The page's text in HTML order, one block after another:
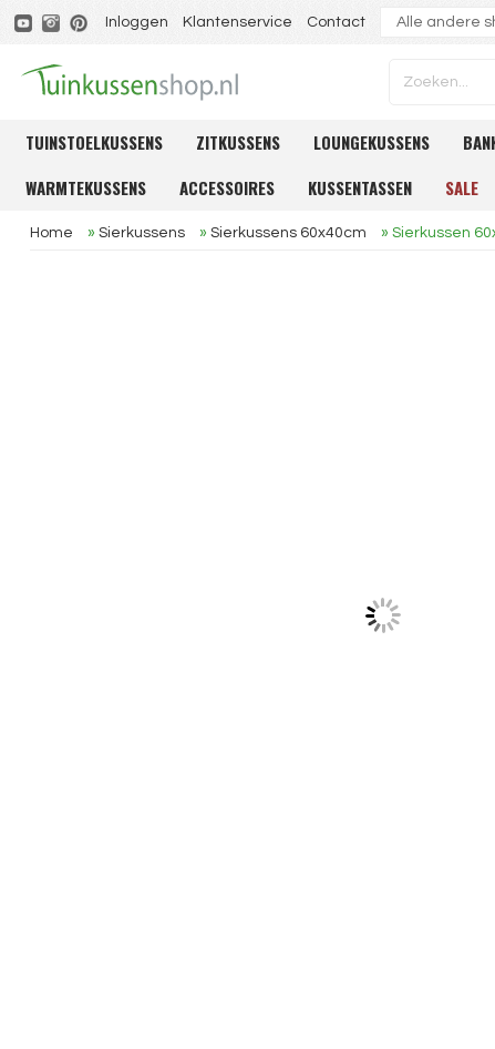
Inloggen Klantenservice Contact
TUINSTOELKUSSENS ZITKUSSENS LOUNGEKUSSENS
WARMTEKUSSENS
ACCESSOIRES KUSSENTASSEN SALE
Home » Sierkussens » Sierkussens 60x40cm » Sierkussen